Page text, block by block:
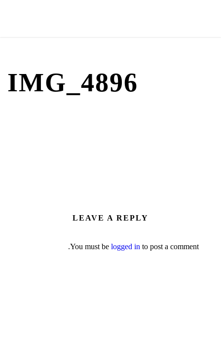
IMG_4896
LEAVE A REPLY
You must be logged in to post a comment.